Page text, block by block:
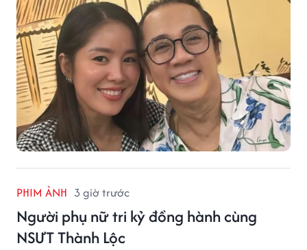
PHIM ẢNH 3 giờ trước
Người phụ nữ tri kỷ đồng hành cùng
NSƯT Thành Lộc